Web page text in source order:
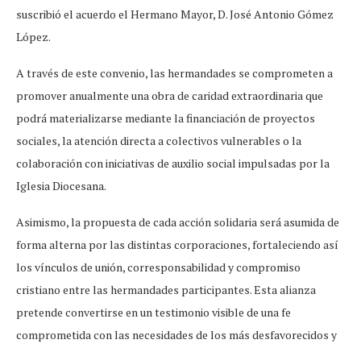
suscribió el acuerdo el Hermano Mayor, D. José Antonio Gómez
López.
A través de este convenio, las hermandades se comprometen a
promover anualmente una obra de caridad extraordinaria que
podrá materializarse mediante la financiación de proyectos
sociales, la atención directa a colectivos vulnerables o la
colaboración con iniciativas de auxilio social impulsadas por la
Iglesia Diocesana.
Asimismo, la propuesta de cada acción solidaria será asumida de
forma alterna por las distintas corporaciones, fortaleciendo así
los vínculos de unión, corresponsabilidad y compromiso
cristiano entre las hermandades participantes. Esta alianza
pretende convertirse en un testimonio visible de una fe
comprometida con las necesidades de los más desfavorecidos y